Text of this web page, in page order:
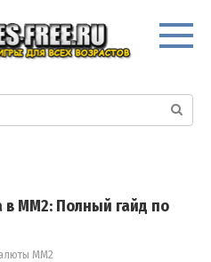
в ММ2: Полный гайд по
ММ2